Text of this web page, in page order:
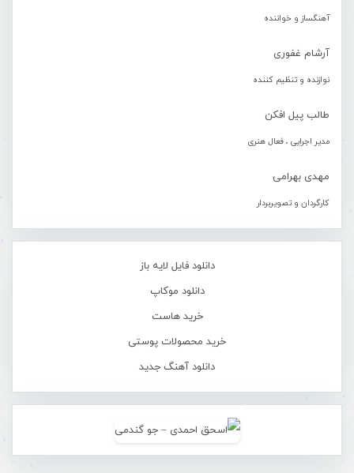
آهنگساز و خواننده
آرشام غفوری
نوازنده و تنظیم کننده
طالب پیل افکن
مدیر اجرایی ، فعال هنری
مهدی بهرامی
کارگردان و تصویربردار
دانلود فایل لایه باز
دانلود موکاپ
خرید هاست
خرید محصولات پوستی
دانلود آهنگ جدید